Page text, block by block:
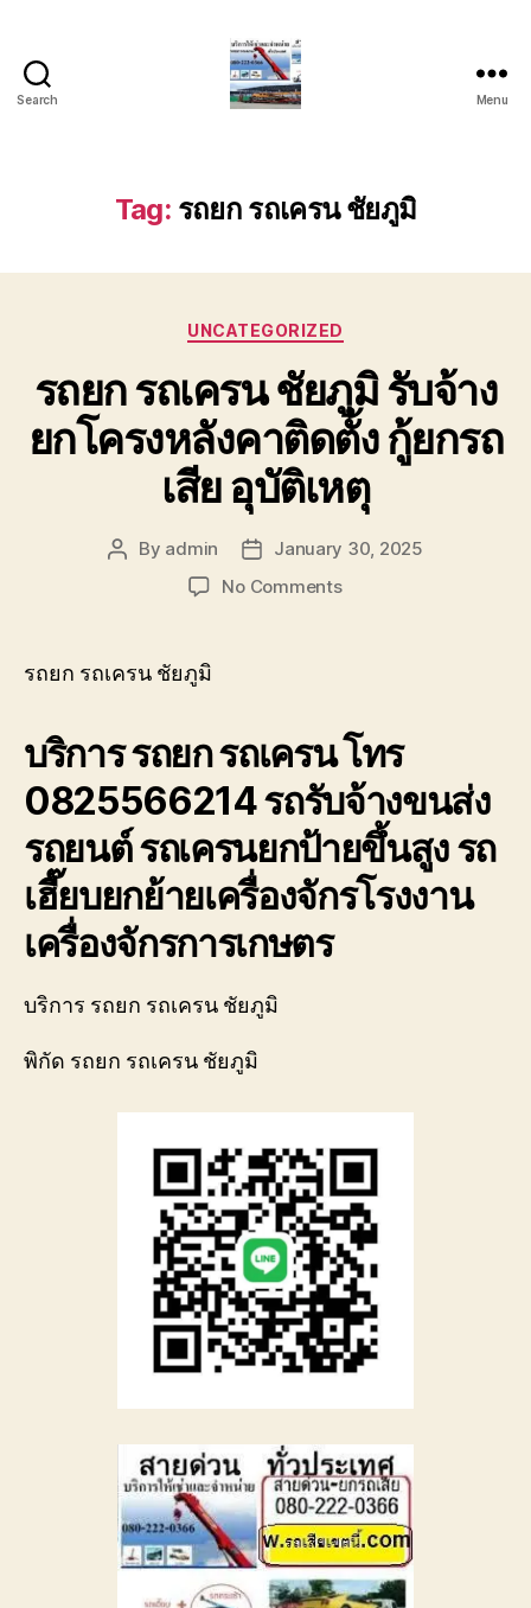
Search
รถ
เครน
เฮี๊ยบ
สไลด์
เครื่องจักร
โทร
0818900005
Menu
Tag: รถยก รถเครน ชัยภูมิ
Categories
UNCATEGORIZED
รถยก รถเครน ชัยภูมิ รับจ้าง
ยกโครงหลังคาติดตั้ง กู้ยกรถ
เสีย อุบัติเหตุ
Post
By admin
Post
date
January 30, 2025
No Commentson
ยก
โครง
หลังคา
ติด
ตั้ง
ยก
รถยก รถเครน ชัยภูมิ
บริการ รถยก รถเครน โทร
0825566214 รถรับจ้างขนส่ง
รถยนต์ รถเครนยกป้ายขึ้นสูง รถ
เฮี๊ยบยกย้ายเครื่องจักรโรงงาน
เครื่องจักรการเกษตร
บริการ รถยก รถเครน ชัยภูมิ
พิกัด รถยก รถเครน ชัยภูมิ